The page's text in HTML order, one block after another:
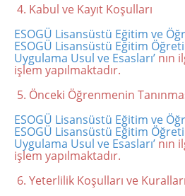
4. Kabul ve Kayıt Koşulları
ESOGÜ Lisansüstü Eğitim ve
ESOGÜ Lisansüstü Eğitim
Uygulama Usul ve Esasları’ nın
işlem yapılmaktadır.
5. Önceki Öğrenmenin
ESOGÜ Lisansüstü Eğitim ve
ESOGÜ Lisansüstü Eğitim
Uygulama Usul ve Esasları’ nın
işlem yapılmaktadır.
6. Yeterlilik Koşulları ve Kuralları